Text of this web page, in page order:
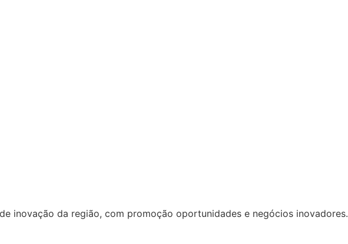
inovação da região, com promoção oportunidades e negócios inovadores.